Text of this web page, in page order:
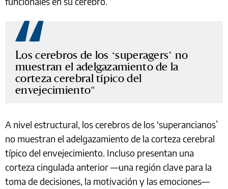
Los cerebros de los ‘superagers’ no
muestran el adelgazamiento de la
corteza cerebral típico del
envejecimiento
A nivel estructural, los cerebros de los ‘superancianos’
no muestran el adelgazamiento de la corteza cerebral
típico del envejecimiento. Incluso presentan una
corteza cingulada anterior —una región clave para la
toma de decisiones, la motivación y las emociones—